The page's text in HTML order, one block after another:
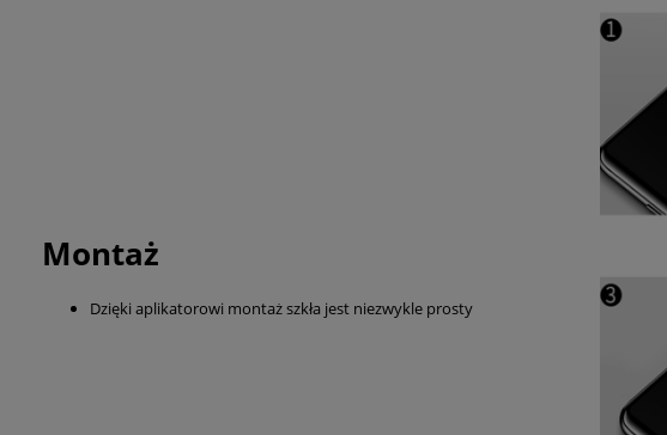
Montaż
Dzięki aplikatorowi montaż szkła jest niezwykle prosty